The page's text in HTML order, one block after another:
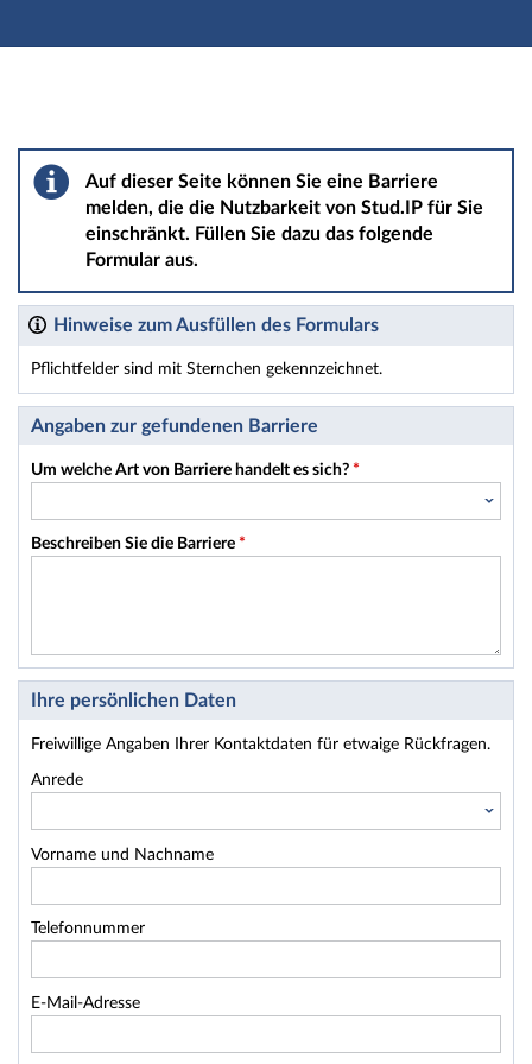
Hauptnavigation
Barriere melden
Auf dieser Seite können Sie eine Barriere
melden, die die Nutzbarkeit von Stud.IP für Sie
einschränkt. Füllen Sie dazu das folgende
Formular aus.
Hinweise zum Ausfüllen des Formulars
Pflichtfelder sind mit Sternchen gekennzeichnet.
Dieses Formular enthält Pflichtfelder.
Angaben zur gefundenen Barriere
Um welche Art von Barriere handelt es sich? *
Beschreiben Sie die Barriere *
Ihre persönlichen Daten
Freiwillige Angaben Ihrer Kontaktdaten für etwaige Rückfragen.
Anrede
Vorname und Nachname
Telefonnummer
E-Mail-Adresse